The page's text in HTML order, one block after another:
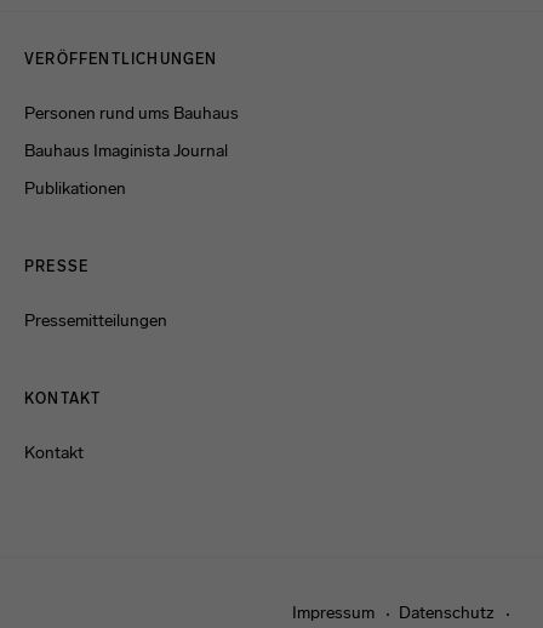
VERÖFFENTLICHUNGEN
Personen rund ums Bauhaus
Bauhaus Imaginista Journal
Publikationen
PRESSE
Pressemitteilungen
KONTAKT
Kontakt
Impressum Datenschutz